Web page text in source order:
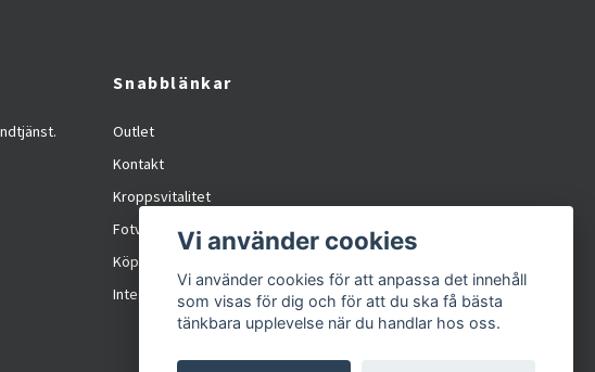
Snabblänkar
Outlet
Kontakt
Kroppsvitalitet
Fotvitalitet
Köpvillkor
Integritetspolicy / cookies
Vi använder cookies
Vi använder cookies för att anpassa det innehåll
som visas för dig och för att du ska få bästa
tänkbara upplevelse när du handlar hos oss.